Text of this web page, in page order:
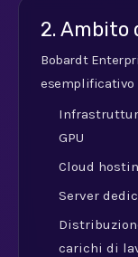
2. Ambito
Bobardt
esemplificativo
GPU
Cloud
Server
carichi di